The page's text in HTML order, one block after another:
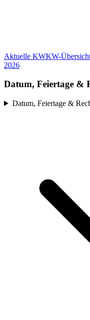
Aktuelle KWKW-
2026
Datum, Feiertage &
Datum, Feiertage &